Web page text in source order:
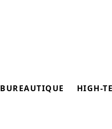
BUREAUTIQUE HIGH-